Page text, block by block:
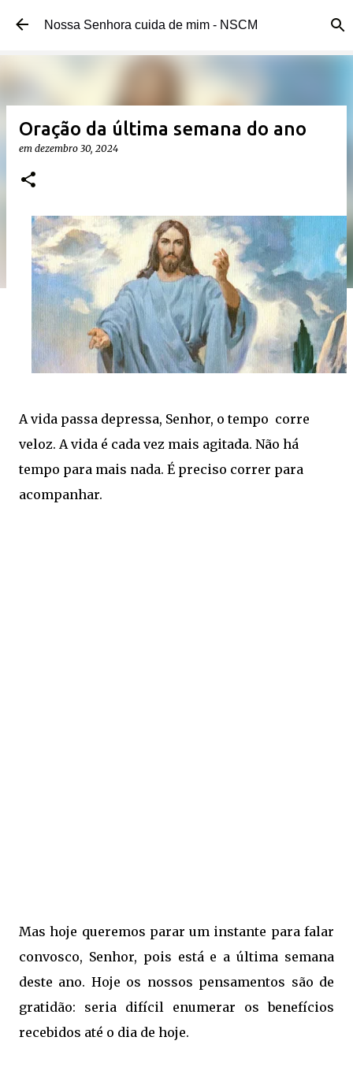
Pular para o conteúdo principal
Nossa Senhora cuida de mim - NSCM
Oração da última semana do ano
em dezembro 30, 2024
A vida passa depressa, Senhor, o tempo corre
veloz. A vida é cada vez mais agitada. Não há
tempo para mais nada. É preciso correr para
acompanhar.
Mas hoje queremos parar um instante para falar
convosco, Senhor, pois está e a última semana
deste ano. Hoje os nossos pensamentos são de
gratidão: seria difícil enumerar os benefícios
recebidos até o dia de hoje.